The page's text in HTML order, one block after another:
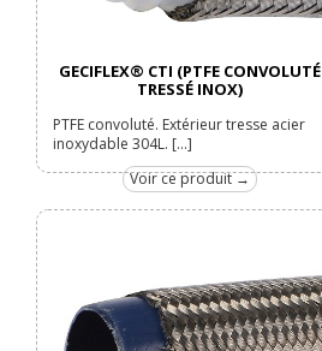
GECIFLEX® CTI (PTFE CONVOLUTÉ
TRESSÉ INOX)
PTFE convoluté. Extérieur tresse acier
inoxydable 304L. [...]
Voir ce produit →